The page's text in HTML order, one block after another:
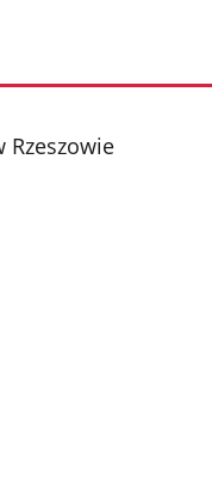
Rzeszowie